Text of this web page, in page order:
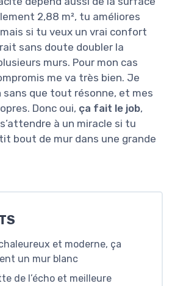
2,88 m², tu améliores
si tu veux un vrai confort
sans doute doubler la
murs. Pour mon cas
me va très bien. Je
sans que tout résonne, et mes
Donc oui, ça fait le job,
à un miracle si tu
bout de mur dans une grande
et moderne, ça
un mur blanc
de l’écho et meilleure